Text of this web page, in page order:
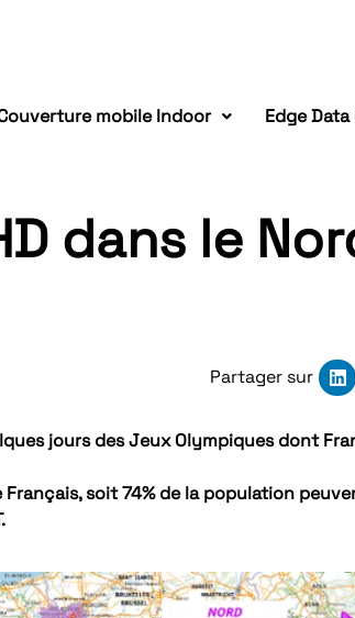
mobile Indoor Edge
dans le
Partager sur
jours des Jeux Olympiques dont
soit 74% de la population